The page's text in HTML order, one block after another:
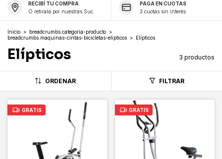
RECIBÍ TU COMPRA
O retirala por nuestras Suc.
PAGA EN CUOTAS
3 cuotas sin interés
Inicio > breadcrumbs.categoria-producto >
breadcrumbs.maquinas-cintas-bicicletas-elipticos > Elípticos
Elípticos 3 productos
ORDENAR FILTRAR
GRATIS GRATIS